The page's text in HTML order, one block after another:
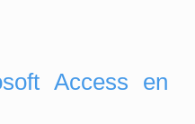
Access en